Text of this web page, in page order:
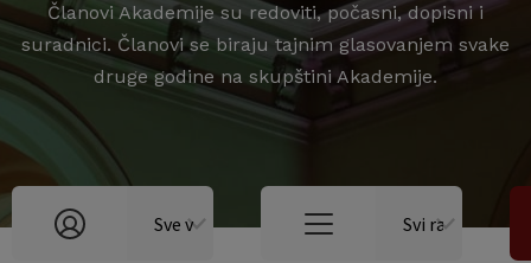
Članovi Akademije su redoviti, počasni, dopisni i
suradnici. Članovi se biraju tajnim glasovanjem svake
druge godine na skupštini Akademije.